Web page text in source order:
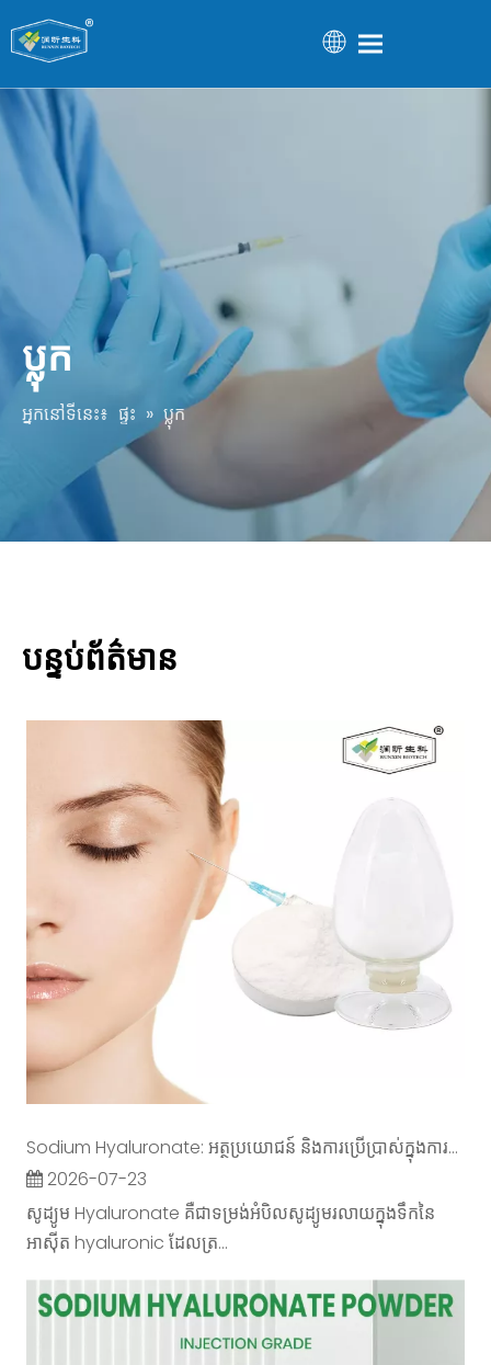
ប្លុក
អ្នកនៅទីនេះ៖ ផ្ទះ » ប្លុក
បន្ទប់ព័ត៌មាន
Sodium Hyaluronate: អត្ថប្រយោជន៍ និងការប្រើប្រាស់ក្នុងការថែរក្សាស្បែក
2026-07-23
សូដ្យូម Hyaluronate គឺជាទម្រង់អំបិលសូដ្យូមរលាយក្នុងទឹកនៃ
អាស៊ីត hyaluronic ដែលត្រ...